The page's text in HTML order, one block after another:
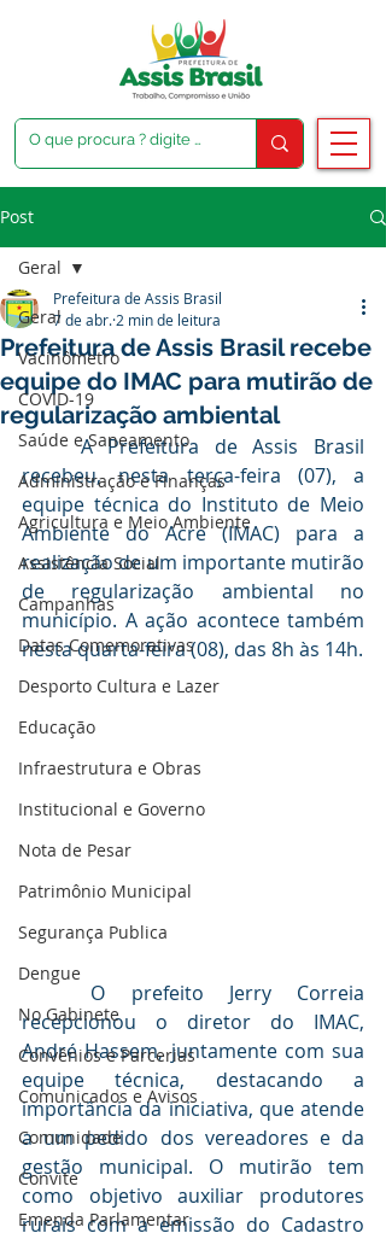
Post
Geral
Vacinômetro
COVID-19
Saúde e Saneamento
Administração e Finanças
Agricultura e Meio Ambiente
Assistência Social
Campanhas
Datas Comemorativas
Desporto Cultura e Lazer
Educação
Infraestrutura e Obras
Institucional e Governo
Nota de Pesar
Patrimônio Municipal
Segurança Publica
Dengue
No Gabinete
Convênios e Parcerias
Comunicados e Avisos
Comunidade
Convite
Emenda Parlamentar
Geral
Prefeitura de Assis Brasil recebe
equipe do IMAC para mutirão de
regularização ambiental
Prefeitura de Assis Brasil
7 de abr. 2 min de leitura
	A Prefeitura de Assis Brasil
recebeu, nesta terça-feira (07), a
equipe técnica do Instituto de Meio
Ambiente do Acre (IMAC) para a
realização de um importante mutirão
de regularização ambiental no
município. A ação acontece também
nesta quarta-feira (08), das 8h às 14h.
	O prefeito Jerry Correia
recepcionou o diretor do IMAC,
André Hassem, juntamente com sua
equipe técnica, destacando a
importância da iniciativa, que atende
a um pedido dos vereadores e da
gestão municipal. O mutirão tem
como objetivo auxiliar produtores
rurais com a emissão do Cadastro